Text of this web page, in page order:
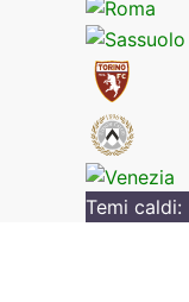
Temi caldi: